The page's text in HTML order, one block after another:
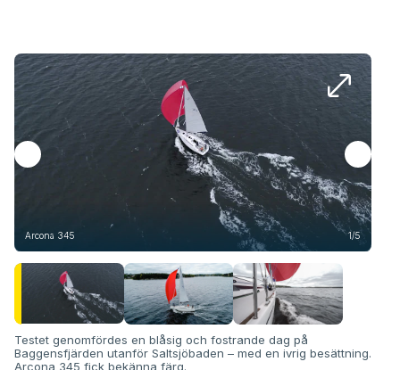
Arcona 345 1/5
Testet genomfördes en blåsig och fostrande dag på
Baggensfjärden utanför Saltsjöbaden – med en ivrig besättning.
Arcona 345 fick bekänna färg.